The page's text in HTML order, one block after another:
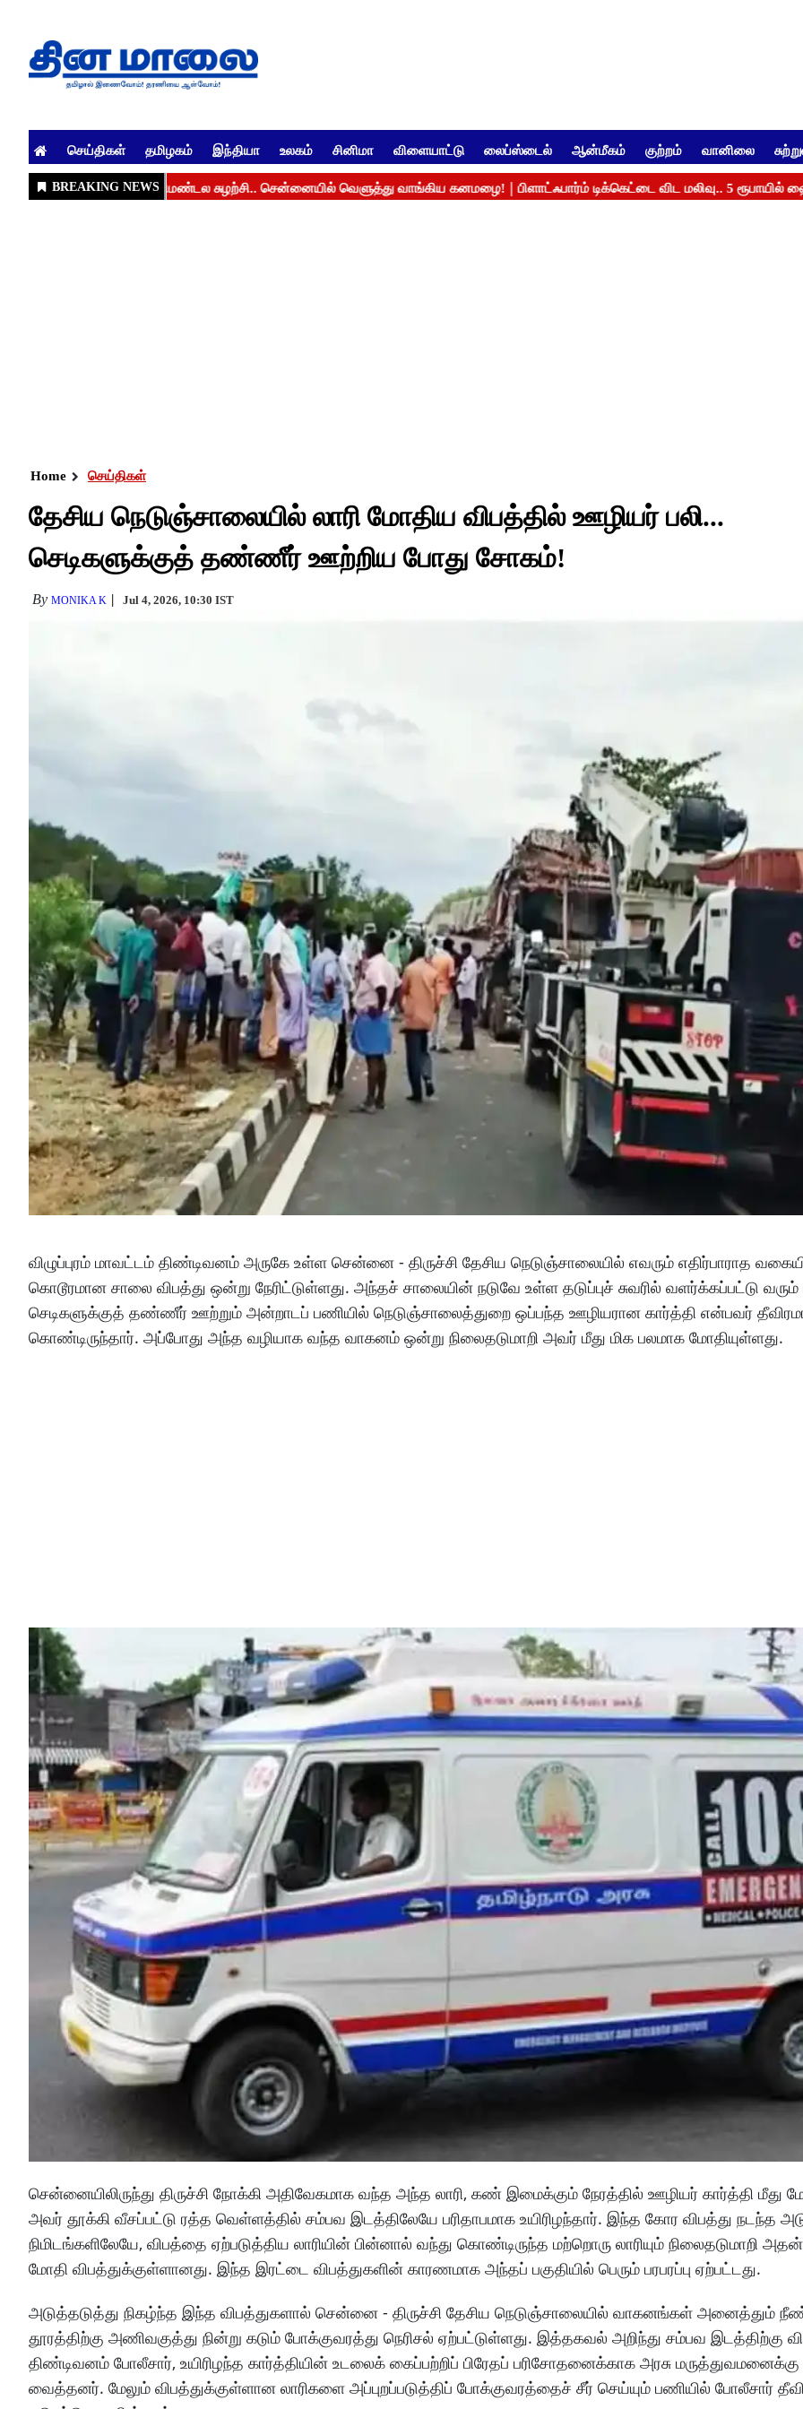
செய்திகள் தமிழகம் இந்தியா உலகம் சினிமா விளையாட்டு லைப்ஸ்டைல் ஆன்மீகம் குற்றம் வானிலை
Home செய்திகள்
தேசிய நெடுஞ்சாலையில் லாரி மோதிய விபத்தில் ஊழியர் பலி...
செடிகளுக்குத் தண்ணீர் ஊற்றிய போது சோகம்!
By MONIKA K Jul 4, 2026, 10:30 IST
விழுப்புரம் மாவட்டம் திண்டிவனம் அருகே உள்ள சென்னை - திருச்சி தேசிய நெடுஞ்சாலையில் எவரும் எதிர்பாராத
கொடூரமான சாலை விபத்து ஒன்று நேரிட்டுள்ளது. அந்தச் சாலையின் நடுவே உள்ள தடுப்புச் சுவரில் வளர்க்கப்பட்டு வரும்
செடிகளுக்குத் தண்ணீர் ஊற்றும் அன்றாடப் பணியில் நெடுஞ்சாலைத்துறை ஒப்பந்த ஊழியரான கார்த்தி என்பவர்
கொண்டிருந்தார். அப்போது அந்த வழியாக வந்த வாகனம் ஒன்று நிலைதடுமாறி அவர் மீது மிக பலமாக மோதியுள்ளது.
சென்னையிலிருந்து திருச்சி நோக்கி அதிவேகமாக வந்த அந்த லாரி, கண் இமைக்கும் நேரத்தில் ஊழியர் கார்த்தி மீது
அவர் தூக்கி வீசப்பட்டு ரத்த வெள்ளத்தில் சம்பவ இடத்திலேயே பரிதாபமாக உயிரிழந்தார். இந்த கோர விபத்து நடந்த
நிமிடங்களிலேயே, விபத்தை ஏற்படுத்திய லாரியின் பின்னால் வந்து கொண்டிருந்த மற்றொரு லாரியும் நிலைதடுமாறி
மோதி விபத்துக்குள்ளானது. இந்த இரட்டை விபத்துகளின் காரணமாக அந்தப் பகுதியில் பெரும் பரபரப்பு ஏற்பட்டது.
அடுத்தடுத்து நிகழ்ந்த இந்த விபத்துகளால் சென்னை - திருச்சி தேசிய நெடுஞ்சாலையில் வாகனங்கள் அனைத்தும்
தூரத்திற்கு அணிவகுத்து நின்று கடும் போக்குவரத்து நெரிசல் ஏற்பட்டுள்ளது. இத்தகவல் அறிந்து சம்பவ இடத்திற்கு
திண்டிவனம் போலீசார், உயிரிழந்த கார்த்தியின் உடலைக் கைப்பற்றிப் பிரேதப் பரிசோதனைக்காக அரசு மருத்துவமனைக்கு
வைத்தனர். மேலும் விபத்துக்குள்ளான லாரிகளை அப்புறப்படுத்திப் போக்குவரத்தைச் சீர் செய்யும் பணியில் போலீசார்